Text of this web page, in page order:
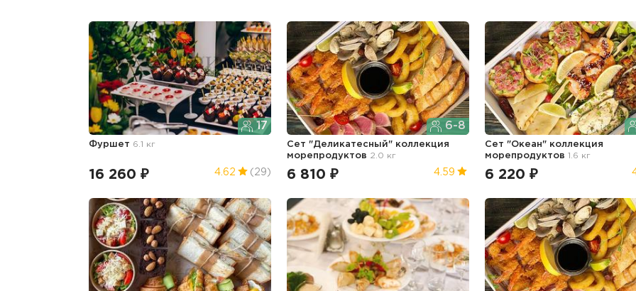
17
Фуршет 6.1 кг
16 260 ₽ 4.62 (29)
6-8
Сет "Деликатесный" коллекция
морепродуктов 2.0 кг
6 810 ₽ 4.59
Сет "Океан" коллекция
морепродуктов1.6 кг
6 220 ₽